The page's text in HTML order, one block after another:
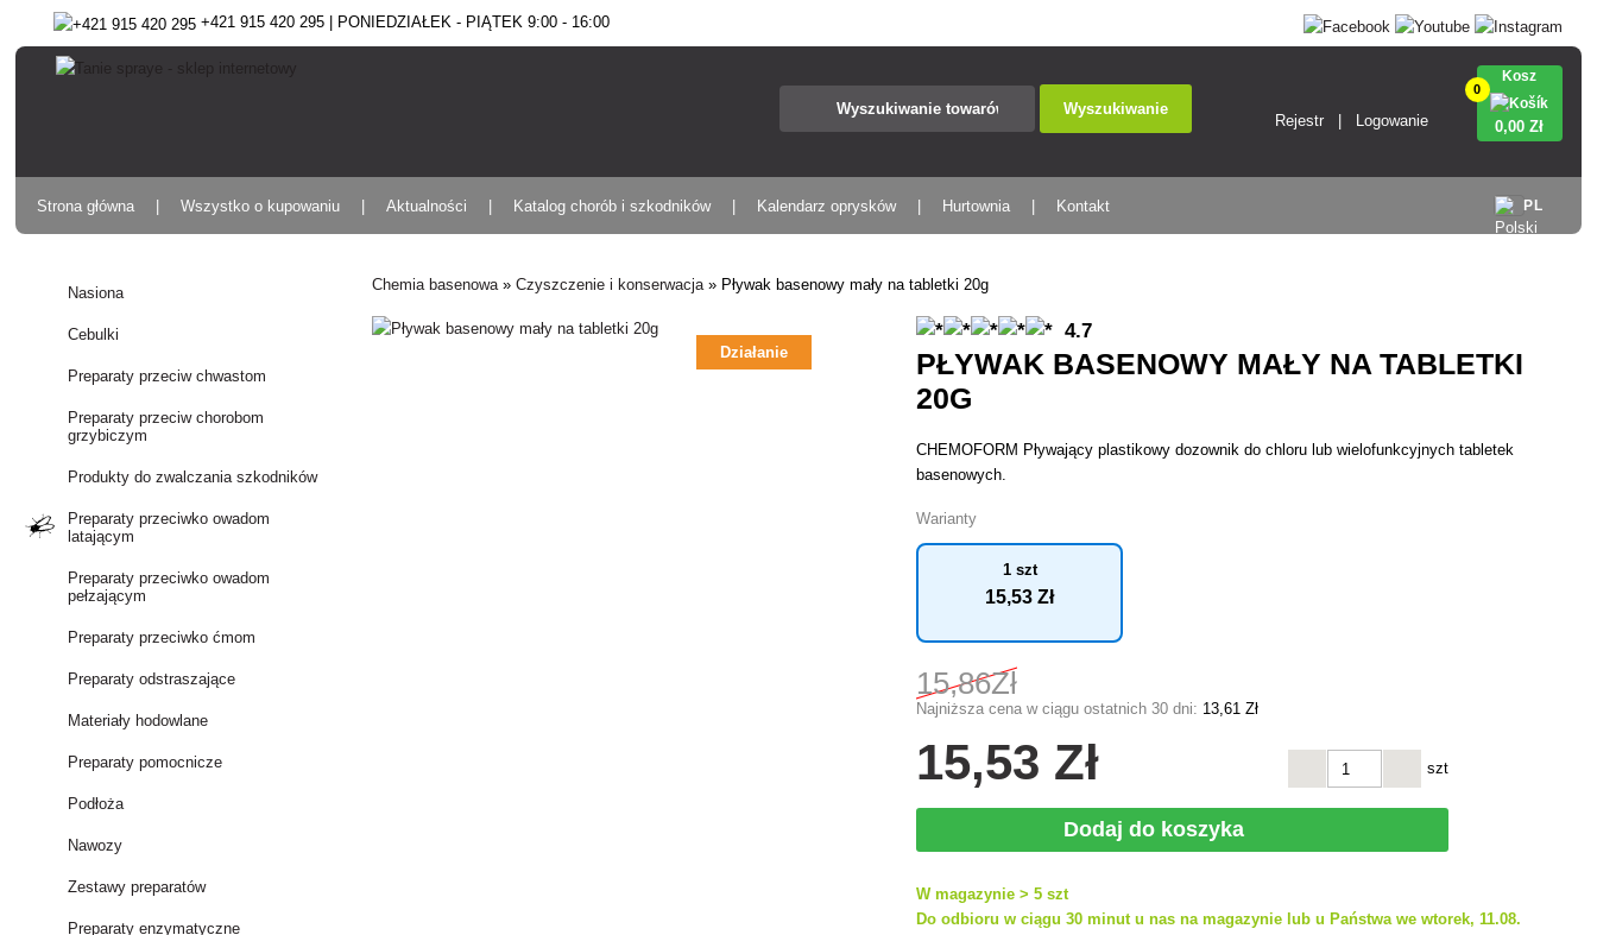
+421 915 420 295 | PONIEDZIAŁEK - PIĄTEK 9:00 - 16:00
Wyszukiwanie
Rejestr Logowanie
0
Kosz
0,00 Zł
PL
Strona główna Wszystko o kupowaniu Aktualności Katalog chorób i szkodników Kalendarz oprysków Hurtownia Kontakt
Nasiona
Cebulki
Preparaty przeciw chwastom
Preparaty przeciw chorobom
grzybiczym
Produkty do zwalczania szkodników
Preparaty przeciwko owadom
latającym
Preparaty przeciwko owadom
pełzającym
Preparaty przeciwko ćmom
Preparaty odstraszające
Materiały hodowlane
Preparaty pomocnicze
Podłoża
Nawozy
Zestawy preparatów
Preparaty enzymatyczne
Chemia basenowa»Czyszczenie i konserwacja» Pływak basenowy mały na tabletki 20g
Działanie
4.7
PŁYWAK BASENOWY MAŁY NA TABLETKI
20G
CHEMOFORM Pływający plastikowy dozownik do chloru lub wielofunkcyjnych tabletek
basenowych.
Warianty
1 szt
15,53 Zł
15,86Zł
Najniższa cena w ciągu ostatnich 30 dni: 13,61 Zł
15,53 Zł szt
Dodaj do koszyka
W magazynie > 5 szt
Do odbioru w ciągu 30 minut u nas na magazynie lub u Państwa we wtorek, 11.08.